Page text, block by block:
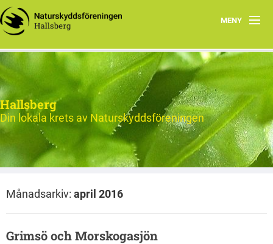
MENY
Hem
Nytt och Aktuellt
Verksamheten
Aktiviteter 2026
Natur
Hallsberg
Din lokala krets av Naturskyddsföreningen
Månadsarkiv: april 2016
Grimsö och Morskogasjön